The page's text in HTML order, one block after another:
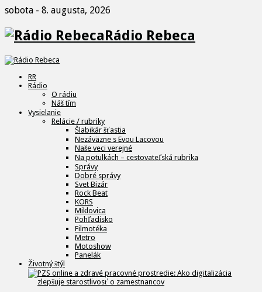
sobota - 8. augusta, 2026
Rádio Rebeca
RR
Rádio
O rádiu
Náš tím
Vysielanie
Relácie / rubriky
Šlabikár šťastia
Nezáväzne s Evou Lacovou
Naše veci verejné
Na potulkách – cestovateľská rubrika
Správy
Dobré správy
Svet Bizár
Rock Beat
KORS
Miklovica
Pohľadisko
Filmotéka
Metro
Motoshow
Panelák
Životný štýl